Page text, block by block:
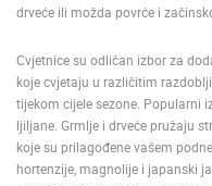
drveće ili možda povrće i
Cvjetnice su odličan izbor za
koje cvjetaju u različitim
tijekom cijele sezone. Popularni
ljiljane. Grmlje i drveće pružaju
koje su prilagođene vašem
hortenzije, magnolije i japanski